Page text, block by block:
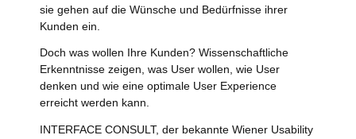
sie gehen auf die Wünsche und Bedürfnisse ihrer
Kunden ein.
Doch was wollen Ihre Kunden? Wissenschaftliche
Erkenntnisse zeigen, was User wollen, wie User
denken und wie eine optimale User Experience
erreicht werden kann.
INTERFACE CONSULT, der bekannte Wiener Usability